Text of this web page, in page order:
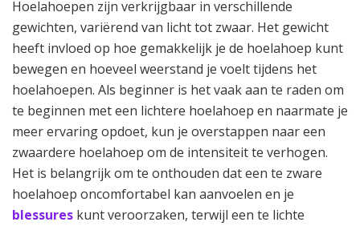
Hoelahoepen zijn verkrijgbaar in verschillende
gewichten, variërend van licht tot zwaar. Het gewicht
heeft invloed op hoe gemakkelijk je de hoelahoep kunt
bewegen en hoeveel weerstand je voelt tijdens het
hoelahoepen. Als beginner is het vaak aan te raden om
te beginnen met een lichtere hoelahoep en naarmate je
meer ervaring opdoet, kun je overstappen naar een
zwaardere hoelahoep om de intensiteit te verhogen.
Het is belangrijk om te onthouden dat een te zware
hoelahoep oncomfortabel kan aanvoelen en je
blessures kunt veroorzaken, terwijl een te lichte